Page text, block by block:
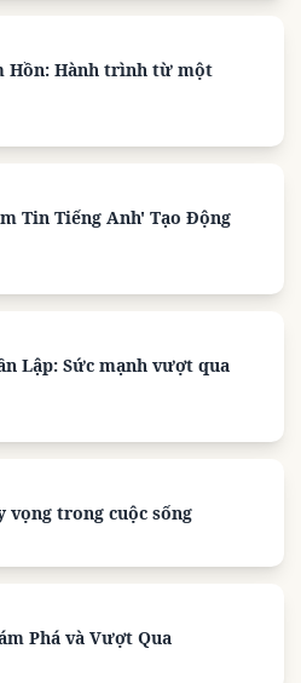
Hồn: Hành trình từ một
Tin Tiếng Anh' Tạo Động
Lập: Sức mạnh vượt qua
vọng trong cuộc sống
Phá và Vượt Qua